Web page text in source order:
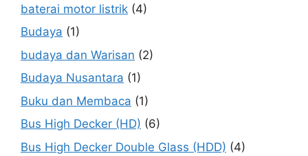
baterai motor listrik (4)
Budaya (1)
budaya dan Warisan (2)
Budaya Nusantara (1)
Buku dan Membaca (1)
Bus High Decker (HD) (6)
Bus High Decker Double Glass (HDD) (4)